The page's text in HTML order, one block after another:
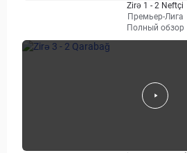
Zirə 1 - 2 Neftçi
Премьер-Лига
Полный обзор